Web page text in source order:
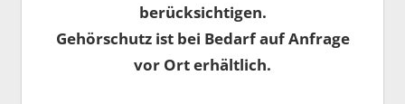
berücksichtigen.
Gehörschutz ist bei Bedarf auf Anfrage
vor Ort erhältlich.